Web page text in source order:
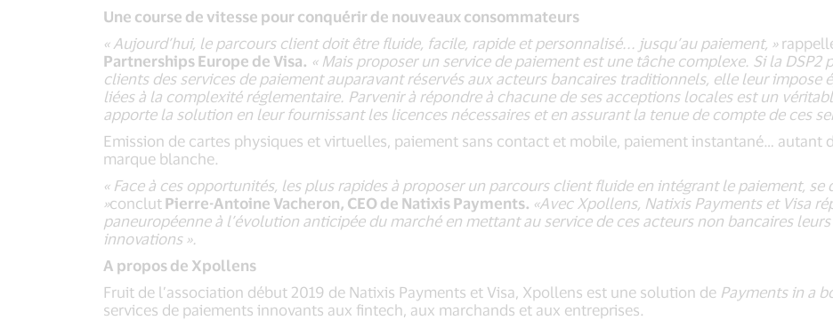
Une course de vitesse pour conquérir de nouveaux consommateurs
« Aujourd’hui, le parcours client doit être fluide, facile, rapide et personnalisé... jusqu’au paiement, »
Partnerships Europe de Visa. « Mais proposer un service de paiement est une tâche complexe. Si la DSP2
clients des services de paiement auparavant réservés aux acteurs bancaires traditionnels, elle leur impose
liées à la complexité réglementaire. Parvenir à répondre à chacune de ses acceptions locales est un
apporte la solution en leur fournissant les licences nécessaires et en assurant la tenue de compte de ces
Emission de cartes physiques et virtuelles, paiement sans contact et mobile, paiement instantané… autant
marque blanche.
« Face à ces opportunités, les plus rapides à proposer un parcours client fluide en intégrant le paiement,
»conclutPierre-Antoine Vacheron, CEO de Natixis Payments. «Avec Xpollens, Natixis Payments et Visa
paneuropéenne à l’évolution anticipée du marché en mettant au service de ces acteurs non bancaires
innovations ».
A propos de Xpollens
Fruit de l’association début 2019 de Natixis Payments et Visa, Xpollens est une solution de Payments in a
services de paiements innovants aux fintech, aux marchands et aux entreprises.